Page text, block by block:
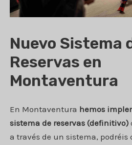
Nuevo Sistema
Reservas en
Montaventura
En Montaventura hemos
sistema de reservas (definitivo)
a través de un sistema, podréis